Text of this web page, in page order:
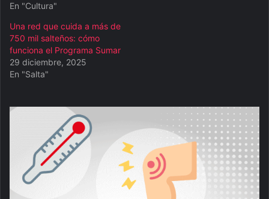
En "Cultura"
Una red que cuida a más de
750 mil salteños: cómo
funciona el Programa Sumar
29 diciembre, 2025
En "Salta"